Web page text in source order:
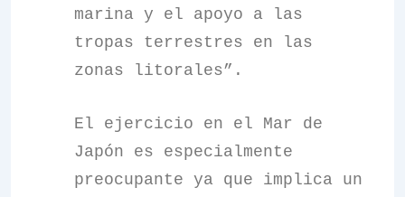
marina y el apoyo a las
tropas terrestres en las
zonas litorales”.
El ejercicio en el Mar de
Japón es especialmente
preocupante ya que implica un